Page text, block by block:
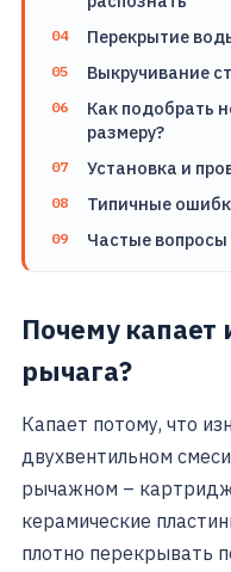
Перекрытие
Выкручивание
Как подобрать
размеру?
Установка и
Типичные
Частые вопросы
Почему капает
рычага?
Капает потому, что
двухвентильном
рычажном –
керамические
плотно перекрывать